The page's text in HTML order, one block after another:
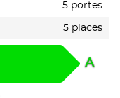
5 portes
5 places
A